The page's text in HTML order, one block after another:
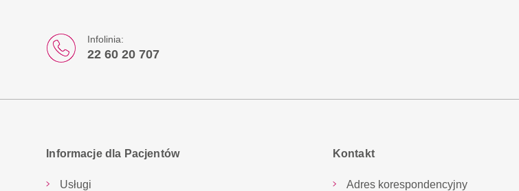
Infolinia:
22 60 20 707
Informacje dla Pacjentów
Usługi
Kontakt
Adres korespondencyjny